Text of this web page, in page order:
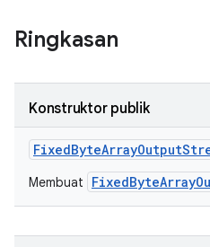
Ringkasan
Konstruktor publik
FixedByteArrayOutput
Membuat